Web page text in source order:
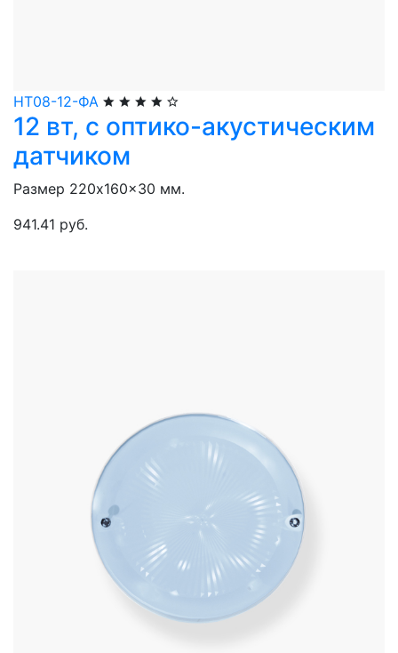
НТ08-12-ФА
12 вт, с оптико-акустическим
датчиком
Размер 220x160x30 мм.
941.41 руб.